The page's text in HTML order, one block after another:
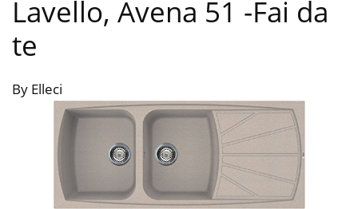
Lavello, Avena 51 -Fai da
te
By Elleci